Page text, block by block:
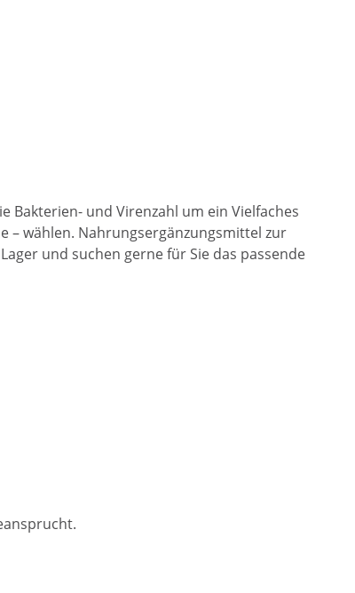
Bakterien- und Virenzahl um ein Vielfaches
– wählen. Nahrungsergänzungsmittel zur
und suchen gerne für Sie das passende